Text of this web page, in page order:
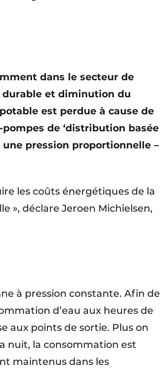
dans le secteur de
durable et diminution du
est perdue à cause de
de ‘distribution basée
pression proportionnelle –
les coûts énergétiques de la
», déclare Jeroen Michielsen,
à pression constante. Afin de
d’eau aux heures de
aux points de sortie. Plus on
nuit, la consommation est
maintenus dans les